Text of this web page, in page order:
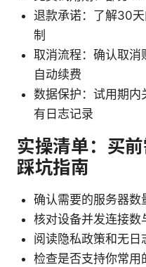
退款承诺：了解30
制
取消流程：确认取消
自动续费
数据保护：试用期内
有日志记录
实操清单：买
踩坑指南
确认需要的服务器数
核对设备并发连接数
阅读隐私政策和无日
检查是否支持你常用